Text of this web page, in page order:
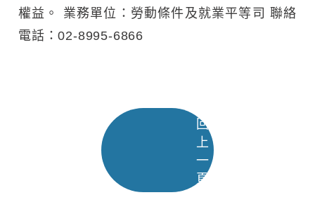
權益。 業務單位：勞動條件及就業平等司 聯絡
電話：02-8995-6866
回
上
一
頁